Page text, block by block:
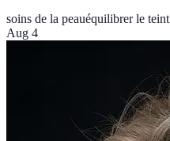
soins de la peauéquilibrer le teint
Aug 4